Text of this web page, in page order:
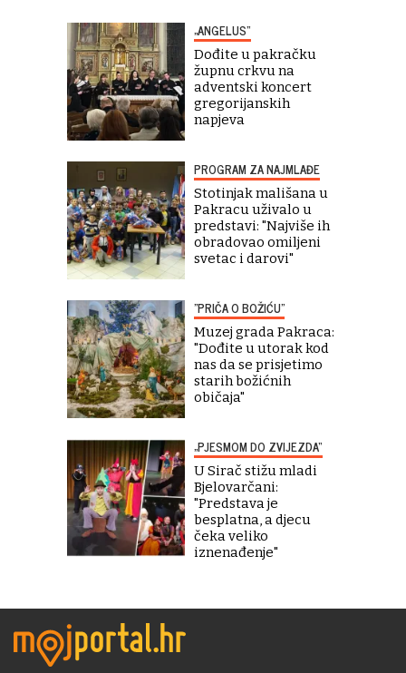
„ANGELUS“
Dođite u pakračku
župnu crkvu na
adventski koncert
gregorijanskih
napjeva
PROGRAM ZA NAJMLAĐE
Stotinjak mališana u
Pakracu uživalo u
predstavi: "Najviše ih
obradovao omiljeni
svetac i darovi"
"PRIČA O BOŽIĆU"
Muzej grada Pakraca:
"Dođite u utorak kod
nas da se prisjetimo
starih božićnih
običaja"
„PJESMOM DO ZVIJEZDA“
U Sirač stižu mladi
Bjelovarčani:
"Predstava je
besplatna, a djecu
čeka veliko
iznenađenje"